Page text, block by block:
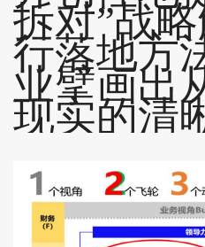
拆对”战
行落地方
业擘画出
现实的清